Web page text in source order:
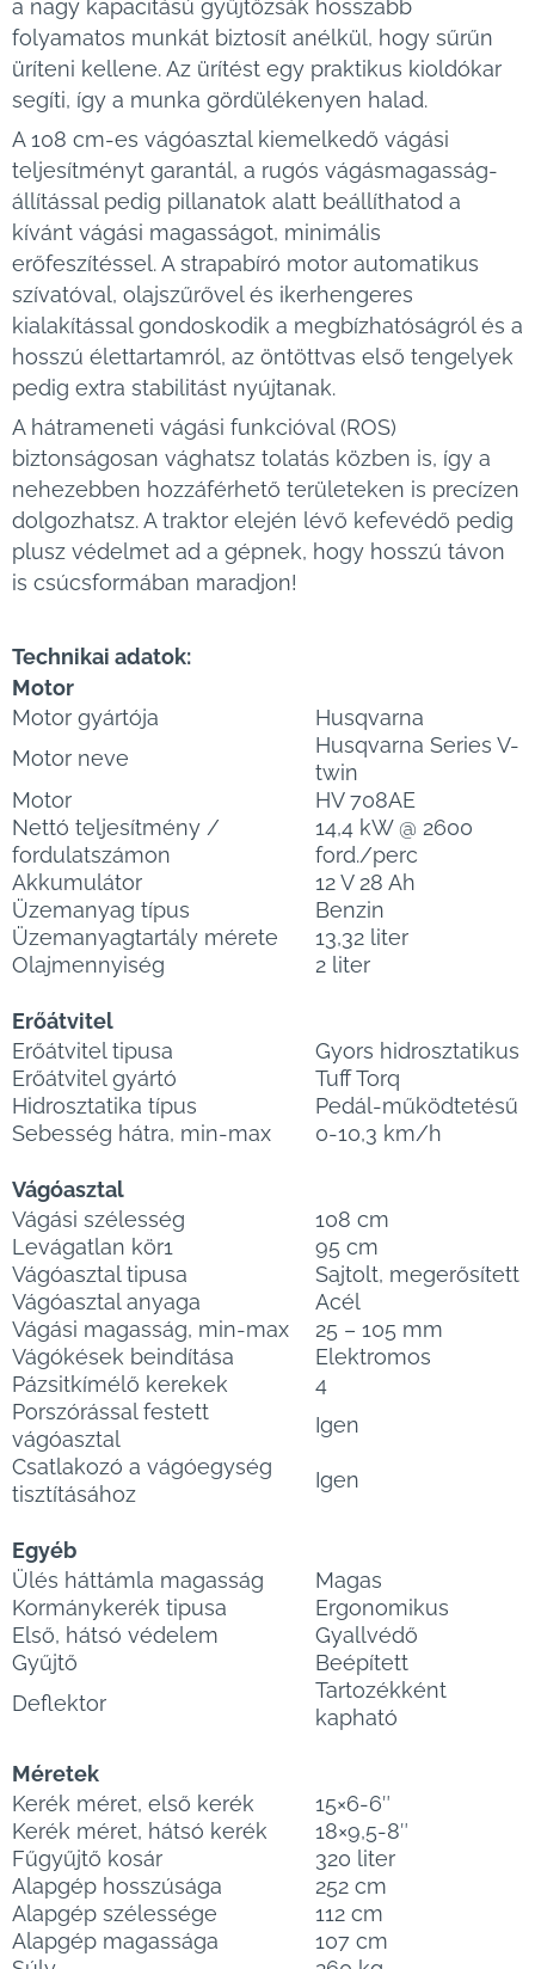
a nagy kapacitású gyűjtőzsák hosszabb
folyamatos munkát biztosít anélkül, hogy sűrűn
üríteni kellene. Az ürítést egy praktikus kioldókar
segíti, így a munka gördülékenyen halad.
A 108 cm-es vágóasztal kiemelkedő vágási
teljesítményt garantál, a rugós vágásmagasság-
állítással pedig pillanatok alatt beállíthatod a
kívánt vágási magasságot, minimális
erőfeszítéssel. A strapabíró motor automatikus
szívatóval, olajszűrővel és ikerhengeres
kialakítással gondoskodik a megbízhatóságról és a
hosszú élettartamról, az öntöttvas első tengelyek
pedig extra stabilitást nyújtanak.
A hátrameneti vágási funkcióval (ROS)
biztonságosan vághatsz tolatás közben is, így a
nehezebben hozzáférhető területeken is precízen
dolgozhatsz. A traktor elején lévő kefevédő pedig
plusz védelmet ad a gépnek, hogy hosszú távon
is csúcsformában maradjon!
Technikai adatok:
Motor
Motor gyártója
Husqvarna
Motor neve
Husqvarna Series V-
twin
Motor
HV 708AE
Nettó teljesítmény /
fordulatszámon
14,4 kW @ 2600
ford./perc
Akkumulátor
12 V 28 Ah
Üzemanyag típus
Benzin
Üzemanyagtartály mérete
13,32 liter
Olajmennyiség
2 liter
Erőátvitel
Erőátvitel tipusa
Gyors hidrosztatikus
Erőátvitel gyártó
Tuff Torq
Hidrosztatika típus
Pedál-működtetésű
Sebesség hátra, min-max
0-10,3 km/h
Vágóasztal
Vágási szélesség
108 cm
Levágatlan kör1
95 cm
Vágóasztal tipusa
Sajtolt, megerősített
Vágóasztal anyaga
Acél
Vágási magasság, min-max
25 – 105 mm
Vágókések beindítása
Elektromos
Pázsitkímélő kerekek
4
Porszórással festett
vágóasztal
Igen
Csatlakozó a vágóegység
tisztításához
Igen
Egyéb
Ülés háttámla magasság
Magas
Kormánykerék tipusa
Ergonomikus
Első, hátsó védelem
Gyallvédő
Gyűjtő
Beépített
Deflektor
Tartozékként
kapható
Méretek
Kerék méret, első kerék
15×6-6″
Kerék méret, hátsó kerék
18×9,5-8″
Fűgyűjtő kosár
320 liter
Alapgép hosszúsága
252 cm
Alapgép szélessége
112 cm
Alapgép magassága
107 cm